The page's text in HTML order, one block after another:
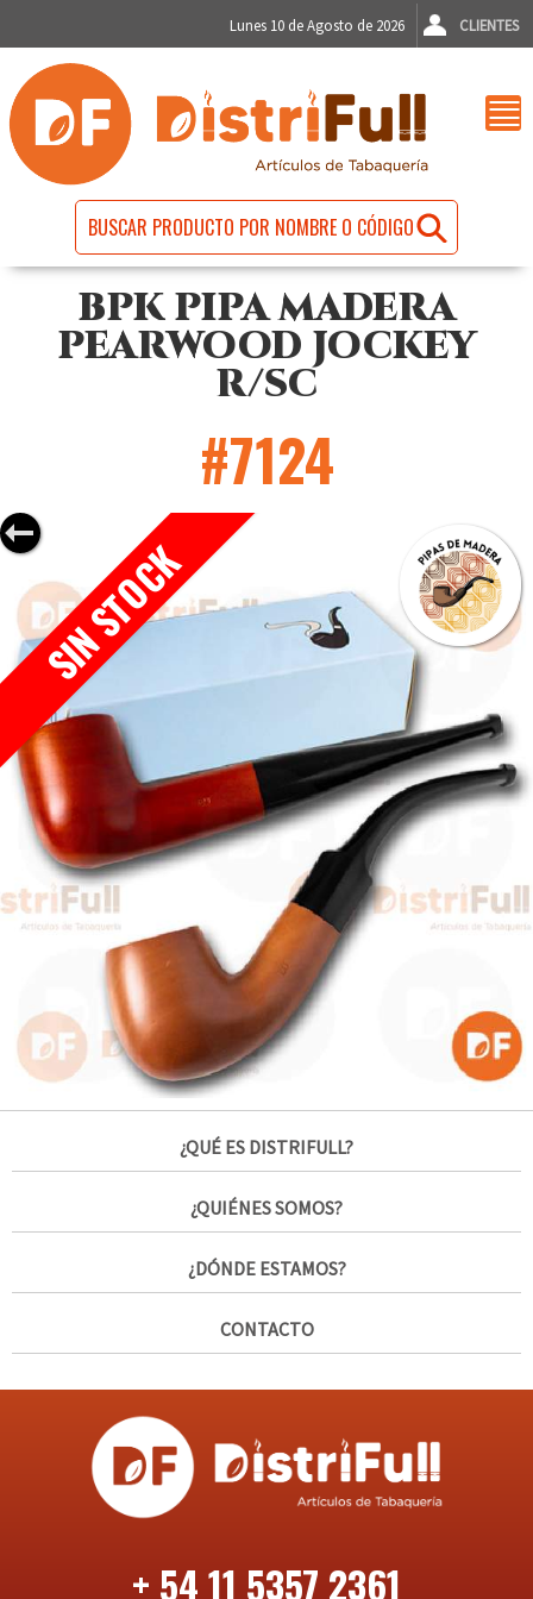
Lunes 10 de Agosto de 2026 CLIENTES
BPK PIPA MADERA
PEARWOOD JOCKEY
R/SC
#7124
¿QUÉ ES DISTRIFULL?
¿QUIÉNES SOMOS?
¿DÓNDE ESTAMOS?
CONTACTO
+ 54 11 5357 2361